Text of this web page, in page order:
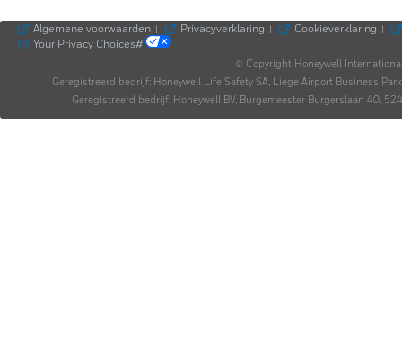
Algemene voorwaarden Privacyverklaring Cookieverklaring
Your Privacy Choices#
© Copyright Honeywell
Geregistreerd bedrijf: Honeywell Life Safety SA, Liege Airport Business
Geregistreerd bedrijf: Honeywell BV, Burgemeester Burgerslaan 40,